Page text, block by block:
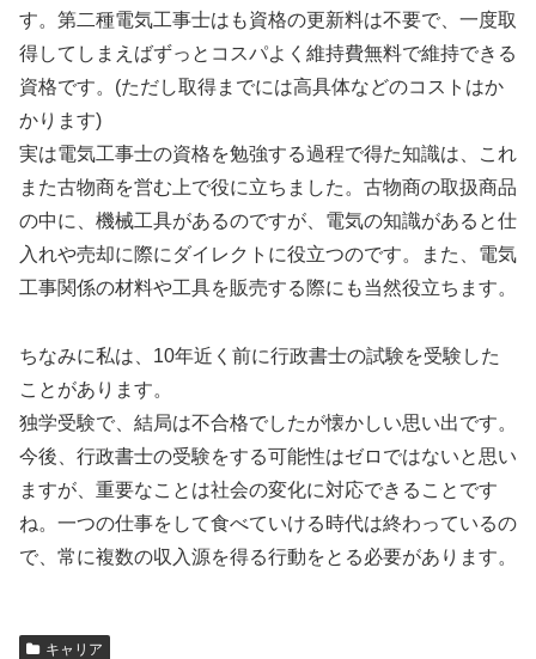
す。第二種電気工事士はも資格の更新料は不要で、一度取
得してしまえばずっとコスパよく維持費無料で維持できる
資格です。(ただし取得までには高具体などのコストはか
かります)
実は電気工事士の資格を勉強する過程で得た知識は、これ
また古物商を営む上で役に立ちました。古物商の取扱商品
の中に、機械工具があるのですが、電気の知識があると仕
入れや売却に際にダイレクトに役立つのです。また、電気
工事関係の材料や工具を販売する際にも当然役立ちます。
ちなみに私は、10年近く前に行政書士の試験を受験した
ことがあります。
独学受験で、結局は不合格でしたが懐かしい思い出です。
今後、行政書士の受験をする可能性はゼロではないと思い
ますが、重要なことは社会の変化に対応できることです
ね。一つの仕事をして食べていける時代は終わっているの
で、常に複数の収入源を得る行動をとる必要があります。
キャリア